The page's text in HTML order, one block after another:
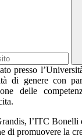
presso
di genere con
delle
l’ITC
promuovere la